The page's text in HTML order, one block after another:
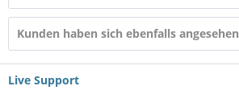
Kunden haben sich ebenfalls angesehen
Live Support